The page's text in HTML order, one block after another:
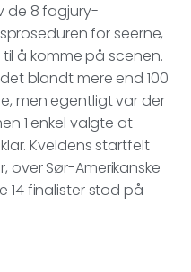
de 8 fagjury-
for seerne,
å komme på scenen.
blandt mere end 100
men egentligt var der
1 enkel valgte at
Kveldens startfelt
over Sør-Amerikanske
14 finalister stod på